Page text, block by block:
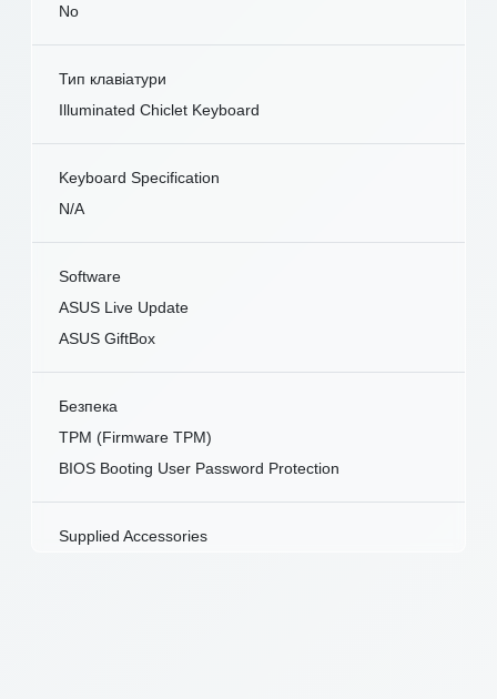
No
Тип клавіатури
Illuminated Chiclet Keyboard
Keyboard Specification
N/A
Software
ASUS Live Update
ASUS GiftBox
Безпека
TPM (Firmware TPM)
BIOS Booting User Password Protection
Supplied Accessories